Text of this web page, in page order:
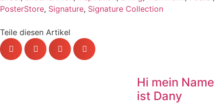
PosterStore, Signature, Signature Collection
Teile diesen Artikel
Hi mein Name
ist Dany